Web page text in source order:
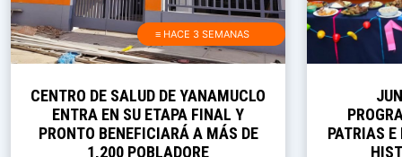
≡ HACE 3 SEMANAS
CENTRO DE SALUD DE YANAMUCLO
ENTRA EN SU ETAPA FINAL Y
PRONTO BENEFICIARÁ A MÁS DE
1,200 POBLADORE
PATRIAS